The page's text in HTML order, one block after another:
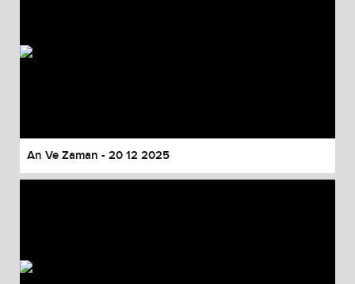
An Ve Zaman - 20 12 2025